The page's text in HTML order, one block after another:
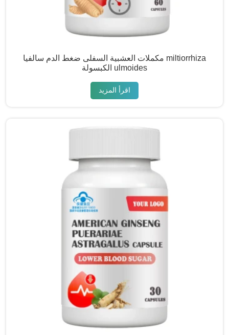
مكملات العشبية السفلى ضغط الدم سالفيا miltiorrhiza
الكبسولة ulmoides
اقرأ المزيد